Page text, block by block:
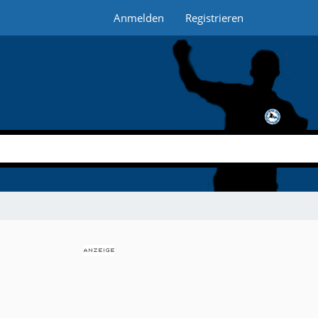
Anmelden Registrieren